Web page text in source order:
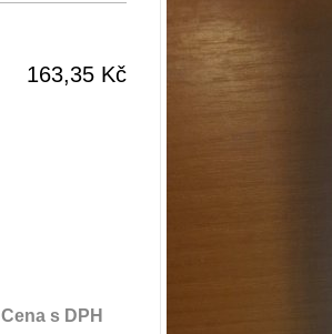
163,35 Kč
Cena s DPH